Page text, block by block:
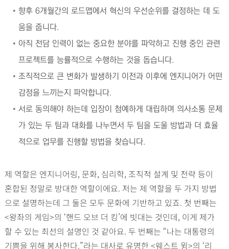
• 향후 6개월간의 로드맵에서 혁신의 우선순위를 결정하는 데 도
움을 줍니다.
• 아직 전담 인력이 없는 중요한 분야를 파악하고 진행 중인 관련
프로젝트를 능률적으로 수행하는 것을 돕습니다.
• 조직적으로 큰 변화가 발생하기 이전과 이후에 엔지니어가 어떤
감정을 느끼는지 파악합니다.
• 서로 동의해야 하는데 입장이 첨예하게 대립하며 의사소통 문제
가 있는 두 팀과 대화를 나누면서 두 팀을 도울 방법과 더 효율
적으로 업무를 진행할 방법을 찾습니다.
제 역할은 엔지니어링, 문화, 심리학, 조직적 설계 및 전략 등이
혼합된 정말로 방대한 역할이에요. 저는 제 역할을 두 가지 방법
으로 설명하는데 그 둘은 모두 문화에 기반하고 있죠. 첫 번째는
<왕좌의 게임>의 ‘핸드 오브 더 킹’에 빗대는 것인데, 이게 제가
할 수 있는 최선의 설명인 것 같아요. 두 번째는 “나는 대통령의
기쁨을 위해 봉사한다.”라는 대사로 유명한 <웨스트 윙>의 ‘리